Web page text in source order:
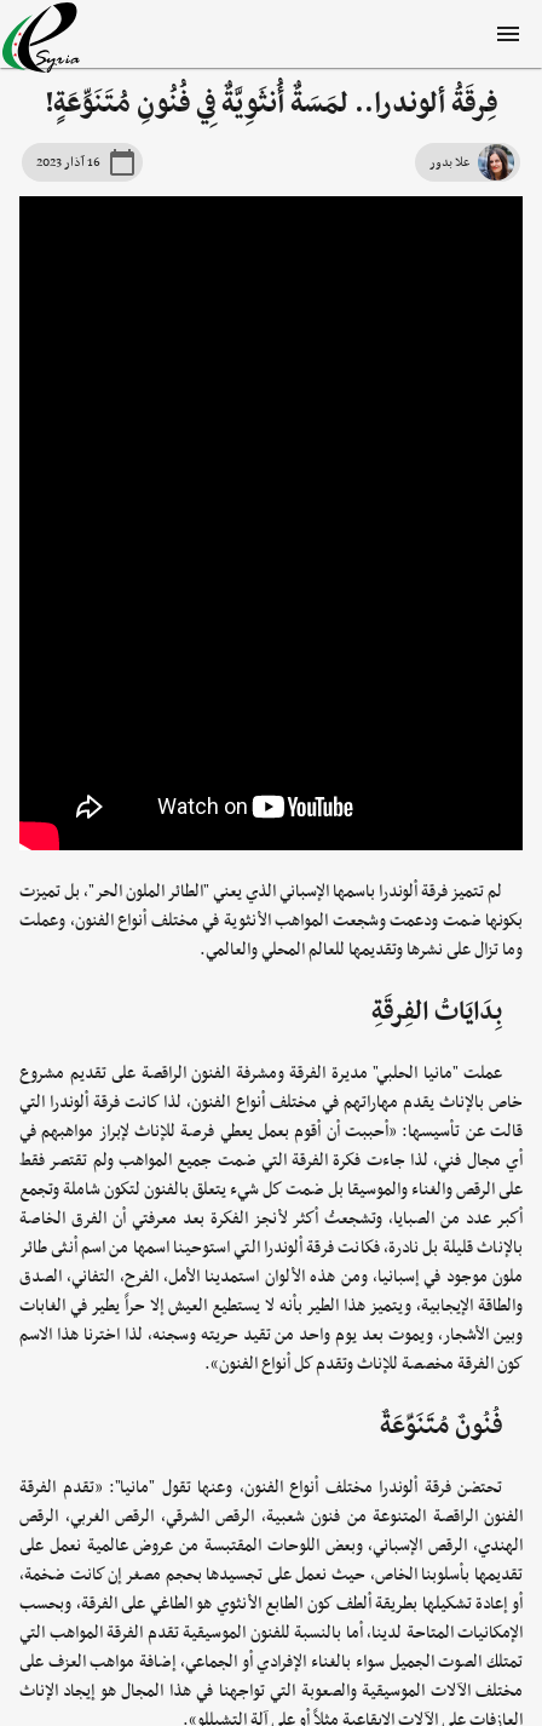
فِرقَةُ ألوندرا.. لمَسَةٌ أُنثَوِيَّةٌ فِي فُنُونِ مُتَنَوِّعَةٍ!
علا بدور 16 آذار 2023
لم تتميز فرقة ألوندرا باسمها الإسباني الذي يعني "الطائر الملون الحر"، بل تميزت
بكونها ضمت ودعمت وشجعت المواهب الأنثوية في مختلف أنواع الفنون، وعملت
وما تزال على نشرها وتقديمها للعالم المحلي والعالمي.
بِدَايَاتُ الفِرقَةِ
عملت "مانيا الحلبي" مديرة الفرقة ومشرفة الفنون الراقصة على تقديم مشروع
خاص بالإناث يقدم مهاراتهم في مختلف أنواع الفنون، لذا كانت فرقة ألوندرا التي
قالت عن تأسيسها: «أحببت أن أقوم بعمل يعطي فرصة للإناث لإبراز مواهبهم في
أي مجال فني، لذا جاءت فكرة الفرقة التي ضمت جميع المواهب ولم تقتصر فقط
على الرقص والغناء والموسيقا بل ضمت كل شيء يتعلق بالفنون لتكون شاملة وتجمع
أكبر عدد من الصبايا، وتشجعتُ أكثر لأنجز الفكرة بعد معرفتي أن الفرق الخاصة
بالإناث قليلة بل نادرة، فكانت فرقة ألوندرا التي استوحينا اسمها من اسم أنثى طائر
ملون موجود في إسبانيا، ومن هذه الألوان استمدينا الأمل، الفرح، التفاني، الصدق
والطاقة الإيجابية، ويتميز هذا الطير بأنه لا يستطيع العيش إلا حراً يطير في الغابات
وبين الأشجار، ويموت بعد يوم واحد من تقيد حريته وسجنه، لذا اخترنا هذا الاسم
كون الفرقة مخصصة للإناث وتقدم كل أنواع الفنون».
فُنُونٌ مُتَنَوِّعَةٌ
تحتضن فرقة ألوندرا مختلف أنواع الفنون، وعنها تقول "مانيا": «تقدم الفرقة
الفنون الراقصة المتنوعة من فنون شعبية، الرقص الشرقي، الرقص الغربي، الرقص
الهندي، الرقص الإسباني، وبعض اللوحات المقتبسة من عروض عالمية نعمل على
تقديمها بأسلوبنا الخاص، حيث نعمل على تجسيدها بحجم مصغر إن كانت ضخمة،
أو إعادة تشكيلها بطريقة ألطف كون الطابع الأنثوي هو الطاغي على الفرقة، وبحسب
الإمكانيات المتاحة لدينا، أما بالنسبة للفنون الموسيقية تقدم الفرقة المواهب التي
تمتلك الصوت الجميل سواء بالغناء الإفرادي أو الجماعي، إضافة مواهب العزف على
مختلف الآلات الموسيقية والصعوبة التي تواجهنا في هذا المجال هو إيجاد الإناث